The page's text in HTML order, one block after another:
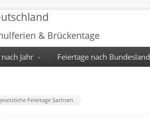
& Brückentage
Jahr Feiertage nach Bundesland
Feiertage Sachsen